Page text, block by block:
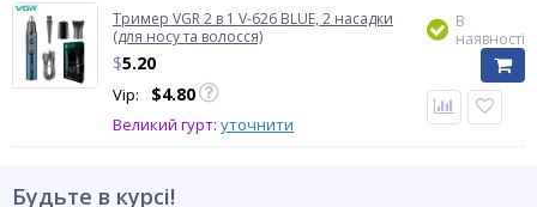
Тример VGR 2 в 1 V-626 BLUE, 2 насадки
(для носу та волосся)
$5.20
Vip: $4.80
Великий гурт: уточнити
В
наявності
Будьте в курсі!